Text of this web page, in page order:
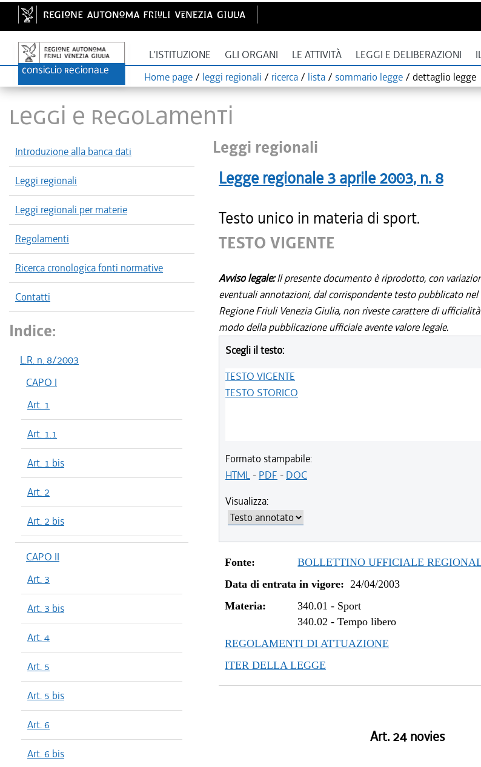
L'ISTITUZIONE GLI ORGANI LE ATTIVITÀ LEGGI E DELIBERAZIONI
Home page / leggi regionali / ricerca / lista / sommario legge / dettaglio legge
LEGGI E REGOLAMENTI
Introduzione alla banca dati
Leggi regionali
Leggi regionali per materie
Regolamenti
Ricerca cronologica fonti normative
Contatti
Indice:
L.R. n. 8/2003
CAPO I
Art. 1
Art. 1.1
Art. 1 bis
Art. 2
Art. 2 bis
CAPO II
Art. 3
Art. 3 bis
Art. 4
Art. 5
Art. 5 bis
Art. 6
Art. 6 bis
Leggi regionali
Legge regionale 3 aprile 2003, n. 8
Testo unico in materia di sport.
TESTO VIGENTE
Avviso legale:Il presente documento è riprodotto, con
eventuali annotazioni, dal corrispondente testo pubblicato
Regione Friuli Venezia Giulia, non riveste carattere di
modo della pubblicazione ufficiale avente valore legale.
Scegli il testo:
TESTO VIGENTE
TESTO STORICO
Formato stampabile:
HTML- PDF - DOC
Visualizza:
Fonte:
BOLLETTINO UFFICIALE
Data di entrata in vigore: 24/04/2003
Materia:
340.01 - Sport
340.02 -Tempo libero
REGOLAMENTI DI ATTUAZIONE
ITER DELLA LEGGE
Art. 24 novies